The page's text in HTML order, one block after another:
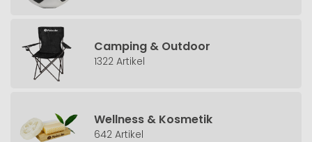
Camping & Outdoor
1322 Artikel
Wellness & Kosmetik
642 Artikel